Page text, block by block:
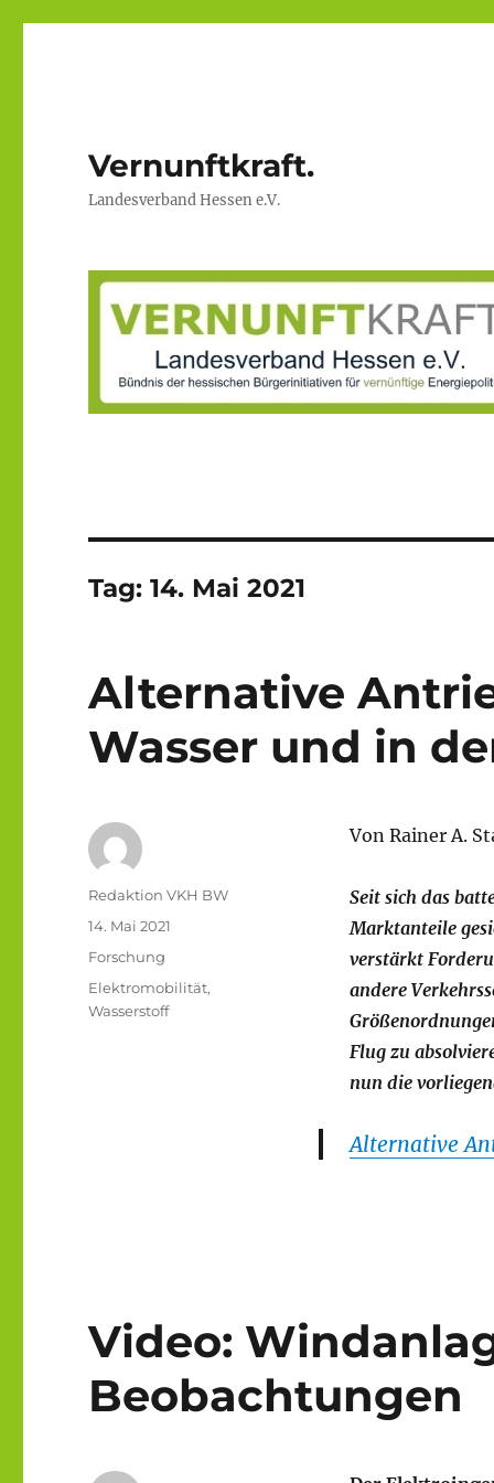
Vernunftkraft.
Landesverband Hessen e.V.
Tag:14. Mai 2021
Alternative
Wasser und in
Von Rainer A.
Seit sich das
Marktanteile
verstärkt
andere
Flug zu
nun die
Alternative
Autor
Redaktion VKH BW
Veröffentlicht
14. Mai 2021
Kategorien
Forschung
Schlagwörter
Elektromobilität,
Wasserstoff
Video:
Beobachtungen